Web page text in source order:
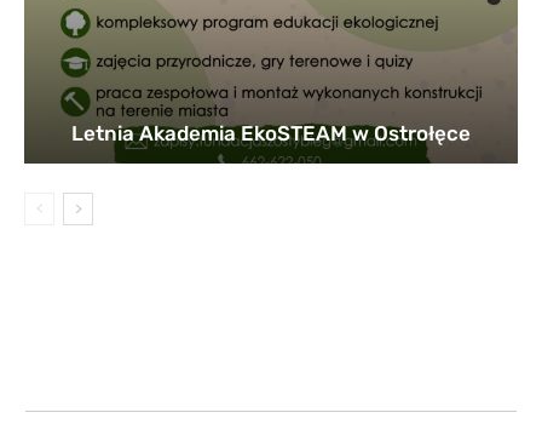
Letnia Akademia EkoSTEAM w Ostrołęce